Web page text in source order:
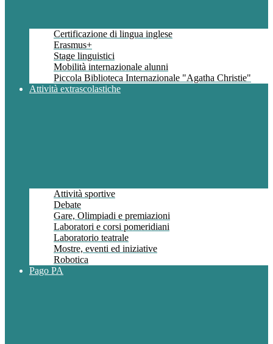
Certificazione di lingua inglese
Erasmus+
Stage linguistici
Mobilità internazionale alunni
Piccola Biblioteca Internazionale "Agatha Christie"
Attività extrascolastiche
Attività sportive
Debate
Gare, Olimpiadi e premiazioni
Laboratori e corsi pomeridiani
Laboratorio teatrale
Mostre, eventi ed iniziative
Robotica
Pago PA